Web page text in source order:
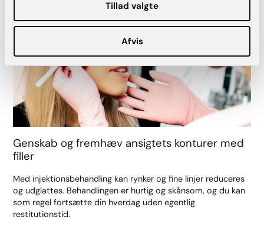
Tillad valgte
Afvis
Genskab og fremhæv ansigtets konturer med
filler
Med injektionsbehandling kan rynker og fine linjer reduceres
og udglattes. Behandlingen er hurtig og skånsom, og du kan
som regel fortsætte din hverdag uden egentlig
restitutionstid.